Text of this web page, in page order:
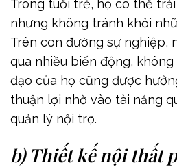
Trong tuổi trẻ, họ có thể
nhưng không tránh khỏi
Trên con đường sự nghiệp,
qua nhiều biến động,
đạo của họ cũng được
thuận lợi nhờ vào tài năng
quản lý nội trợ.
b) Thiết kế nội thất